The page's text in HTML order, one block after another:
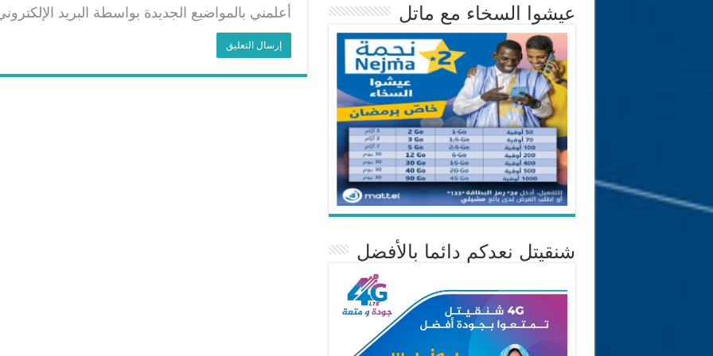
أعلمني بالمواضيع الجديدة بواسطة البريد عيشوا السخاء مع ماتل
شنقيتل نعدكم دائما بالأفضل